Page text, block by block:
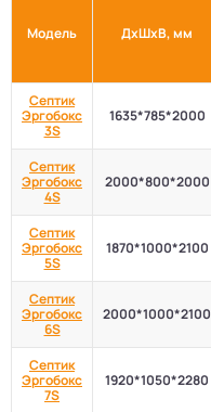
Модель ДхШхВ, мм
Септик
Эргобокс
3S
1635*785*2000
Септик
Эргобокс
4S
2000*800*2000
Септик
Эргобокс
5S
1870*1000*2100
Септик
Эргобокс
6S
2000*1000*2100
Септик
Эргобокс
7S
1920*1050*2280